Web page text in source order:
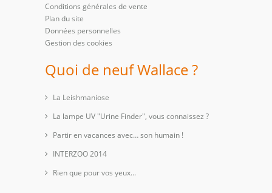
Conditions générales de vente
Plan du site
Données personnelles
Gestion des cookies
Quoi de neuf Wallace ?
La Leishmaniose
La lampe UV "Urine Finder", vous connaissez ?
Partir en vacances avec… son humain !
INTERZOO 2014
Rien que pour vos yeux...